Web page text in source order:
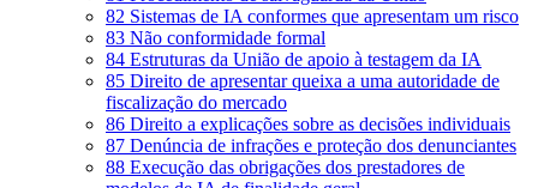
82 Sistemas de IA conformes que apresentam um risco
83 Não conformidade formal
84 Estruturas da União de apoio à testagem da IA
85 Direito de apresentar queixa a uma autoridade de
fiscalização do mercado
86 Direito a explicações sobre as decisões individuais
87 Denúncia de infrações e proteção dos denunciantes
88 Execução das obrigações dos prestadores de